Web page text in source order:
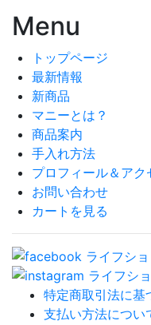
Menu
トップページ
最新情報
新商品
マニーとは？
商品案内
手入れ方法
プロフィール＆アク
お問い合わせ
カートを見る
特定商取引法に基
支払い方法につい